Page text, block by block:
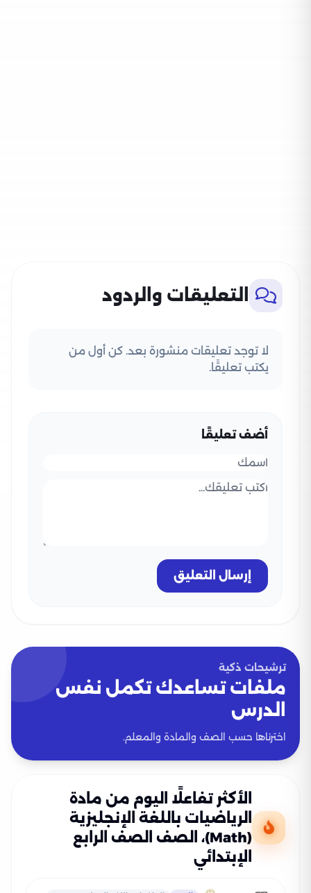
التعليقات والردود
لا توجد تعليقات منشورة بعد. كن أول من
يكتب تعليقًا.
أضف تعليقًا
إرسال التعليق
ترشيحات ذكية
ملفات تساعدك تكمل نفس
الدرس
اخترناها حسب الصف والمادة والمعلم.
الأكثر تفاعلًا اليوم من مادة
الرياضيات باللغة الإنجليزية
(Math)، الصف الصف الرابع
الإبتدائي